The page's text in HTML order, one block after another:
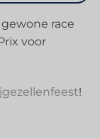
race
voor
!